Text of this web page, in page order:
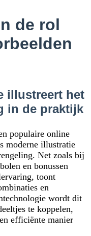
de rol
illustreert het
in de praktijk
populaire online
moderne illustratie
Net zoals bij
en bonussen
toont
en
wordt dit
te koppelen,
efficiënte manier